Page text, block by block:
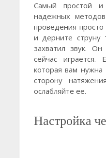
Самый простой
надежных
проведения
и дерните струну
захватил звук. Он
сейчас
которая вам нужна
сторону
ослабляйте ее.
Настройка